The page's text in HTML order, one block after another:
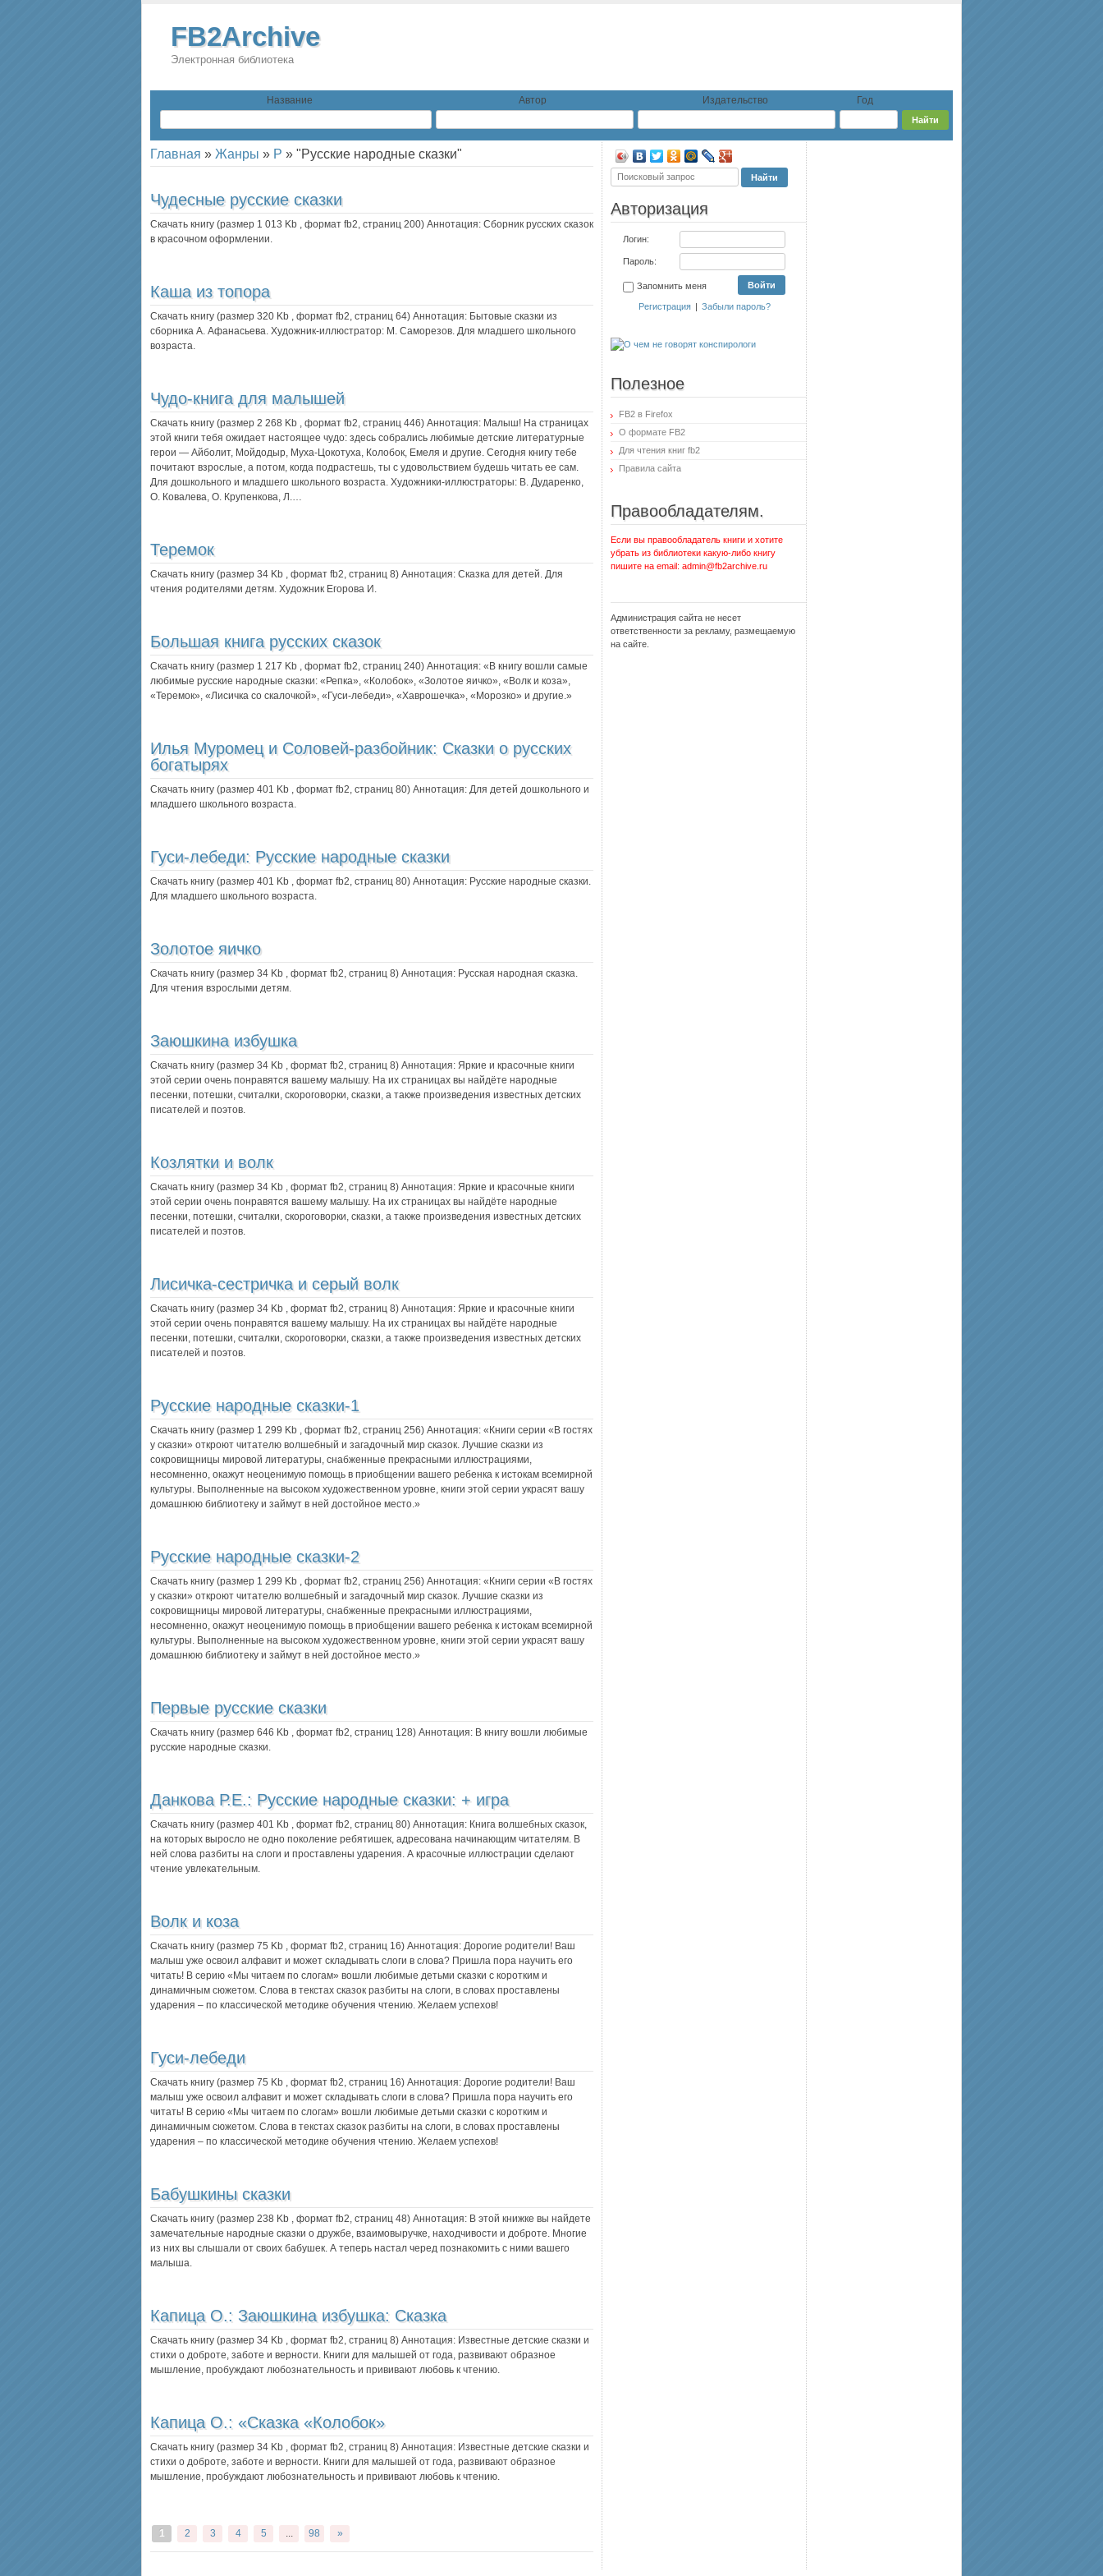
FB2Archive
Электронная библиотека
Название Автор Издательство Год
Главная » Жанры » Р » "Русские народные сказки"
Чудесные русские сказки
Скачать книгу (размер 1 013 Kb , формат fb2, страниц 200) Аннотация: Сборник русских сказок
в красочном оформлении.
Каша из топора
Скачать книгу (размер 320 Kb , формат fb2, страниц 64) Аннотация: Бытовые сказки из
сборника А. Афанасьева. Художник-иллюстратор: М. Саморезов. Для младшего школьного
возраста.
Чудо-книга для малышей
Скачать книгу (размер 2 268 Kb , формат fb2, страниц 446) Аннотация: Малыш! На страницах
этой книги тебя ожидает настоящее чудо: здесь собрались любимые детские литературные
герои — Айболит, Мойдодыр, Муха-Цокотуха, Колобок, Емеля и другие. Сегодня книгу тебе
почитают взрослые, а потом, когда подрастешь, ты с удовольствием будешь читать ее сам.
Для дошкольного и младшего школьного возраста. Художники-иллюстраторы: В. Дударенко,
О. Ковалева, О. Крупенкова, Л.…
Теремок
Скачать книгу (размер 34 Kb , формат fb2, страниц 8) Аннотация: Сказка для детей. Для
чтения родителями детям. Художник Егорова И.
Большая книга русских сказок
Скачать книгу (размер 1 217 Kb , формат fb2, страниц 240) Аннотация: «В книгу вошли самые
любимые русские народные сказки: «Репка», «Колобок», «Золотое яичко», «Волк и коза»,
«Теремок», «Лисичка со скалочкой», «Гуси-лебеди», «Хаврошечка», «Морозко» и другие.»
Илья Муромец и Соловей-разбойник: Сказки о русских
богатырях
Скачать книгу (размер 401 Kb , формат fb2, страниц 80) Аннотация: Для детей дошкольного и
младшего школьного возраста.
Гуси-лебеди: Русские народные сказки
Скачать книгу (размер 401 Kb , формат fb2, страниц 80) Аннотация: Русские народные сказки.
Для младшего школьного возраста.
Золотое яичко
Скачать книгу (размер 34 Kb , формат fb2, страниц 8) Аннотация: Русская народная сказка.
Для чтения взрослыми детям.
Заюшкина избушка
Скачать книгу (размер 34 Kb , формат fb2, страниц 8) Аннотация: Яркие и красочные книги
этой серии очень понравятся вашему малышу. На их страницах вы найдёте народные
песенки, потешки, считалки, скороговорки, сказки, а также произведения известных детских
писателей и поэтов.
Козлятки и волк
Скачать книгу (размер 34 Kb , формат fb2, страниц 8) Аннотация: Яркие и красочные книги
этой серии очень понравятся вашему малышу. На их страницах вы найдёте народные
песенки, потешки, считалки, скороговорки, сказки, а также произведения известных детских
писателей и поэтов.
Лисичка-сестричка и серый волк
Скачать книгу (размер 34 Kb , формат fb2, страниц 8) Аннотация: Яркие и красочные книги
этой серии очень понравятся вашему малышу. На их страницах вы найдёте народные
песенки, потешки, считалки, скороговорки, сказки, а также произведения известных детских
писателей и поэтов.
Русские народные сказки-1
Скачать книгу (размер 1 299 Kb , формат fb2, страниц 256) Аннотация: «Книги серии «В гостях
у сказки» откроют читателю волшебный и загадочный мир сказок. Лучшие сказки из
сокровищницы мировой литературы, снабженные прекрасными иллюстрациями,
несомненно, окажут неоценимую помощь в приобщении вашего ребенка к истокам все­мирной
культуры. Выполненные на высоком художественном уровне, книги этой серии украсят вашу
домашнюю библиотеку и займут в ней достойное место.»
Русские народные сказки-2
Скачать книгу (размер 1 299 Kb , формат fb2, страниц 256) Аннотация: «Книги серии «В гостях
у сказки» откроют читателю волшебный и загадочный мир сказок. Лучшие сказки из
сокровищницы мировой литературы, снабженные прекрасными иллюстрациями,
несомненно, окажут неоценимую помощь в приобщении вашего ребенка к истокам все­мирной
культуры. Выполненные на высоком художественном уровне, книги этой серии украсят вашу
домашнюю библиотеку и займут в ней достойное место.»
Первые русские сказки
Скачать книгу (размер 646 Kb , формат fb2, страниц 128) Аннотация: В книгу вошли любимые
русские народные сказки.
Данкова Р.Е.: Русские народные сказки: + игра
Скачать книгу (размер 401 Kb , формат fb2, страниц 80) Аннотация: Книга волшебных сказок,
на которых выросло не одно поколение ребятишек, адресована начинающим читателям. В
ней слова разбиты на слоги и проставлены ударения. А красочные иллюстрации сделают
чтение увлекательным.
Волк и коза
Скачать книгу (размер 75 Kb , формат fb2, страниц 16) Аннотация: Дорогие родители! Ваш
малыш уже освоил алфавит и может складывать слоги в слова? Пришла пора научить его
читать! В серию «Мы читаем по слогам» вошли любимые детьми сказки с коротким и
динамичным сюжетом. Слова в текстах сказок разбиты на слоги, в словах проставлены
ударения – по классической методике обучения чтению. Желаем успехов!
Гуси-лебеди
Скачать книгу (размер 75 Kb , формат fb2, страниц 16) Аннотация: Дорогие родители! Ваш
малыш уже освоил алфавит и может складывать слоги в слова? Пришла пора научить его
читать! В серию «Мы читаем по слогам» вошли любимые детьми сказки с коротким и
динамичным сюжетом. Слова в текстах сказок разбиты на слоги, в словах проставлены
ударения – по классической методике обучения чтению. Желаем успехов!
Бабушкины сказки
Скачать книгу (размер 238 Kb , формат fb2, страниц 48) Аннотация: В этой книжке вы найдете
замечательные народные сказки о дружбе, взаимовыручке, находчивости и доброте. Многие
из них вы слышали от своих бабушек. А теперь настал черед познакомить с ними вашего
малыша.
Капица О.: Заюшкина избушка: Сказка
Скачать книгу (размер 34 Kb , формат fb2, страниц 8) Аннотация: Известные детские сказки и
стихи о доброте, заботе и верности. Книги для малышей от года, развивают образное
мышление, пробуждают любознательность и прививают любовь к чтению.
Капица О.: «Сказка «Колобок»
Скачать книгу (размер 34 Kb , формат fb2, страниц 8) Аннотация: Известные детские сказки и
стихи о доброте, заботе и верности. Книги для малышей от года, развивают образное
мышление, пробуждают любознательность и прививают любовь к чтению.
1 2 3 4 5 ... 98 »
Авторизация
Логин:
Пароль:
Запомнить меня
Регистрация | Забыли пароль?
Полезное
FB2 в Firefox
О формате FB2
Для чтения книг fb2
Правила сайта
Правообладателям.
Если вы правообладатель книги и хотите
убрать из библиотеки какую-либо книгу
пишите на email: admin@fb2archive.ru
Администрация сайта не несет
ответственности за рекламу, размещаемую
на сайте.